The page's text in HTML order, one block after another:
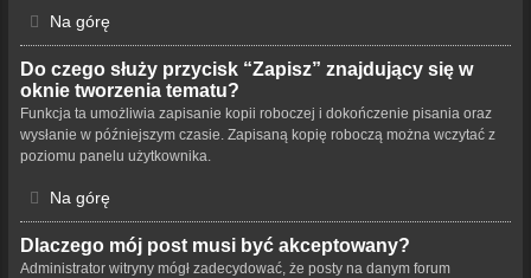
Na górę
Do czego służy przycisk “Zapisz” znajdujący się w
oknie tworzenia tematu?
Funkcja ta umożliwia zapisanie kopii roboczej i dokończenie pisania oraz
wysłanie w późniejszym czasie. Zapisaną kopię roboczą można wczytać z
poziomu panelu użytkownika.
Na górę
Dlaczego mój post musi być akceptowany?
Administrator witryny mógł zadecydować, że posty na danym forum